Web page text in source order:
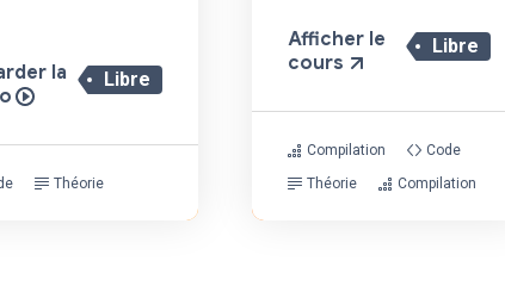
Libre
la
Théorie
Libre
Afficher le
cours
Compilation
Code
Théorie
Compilation